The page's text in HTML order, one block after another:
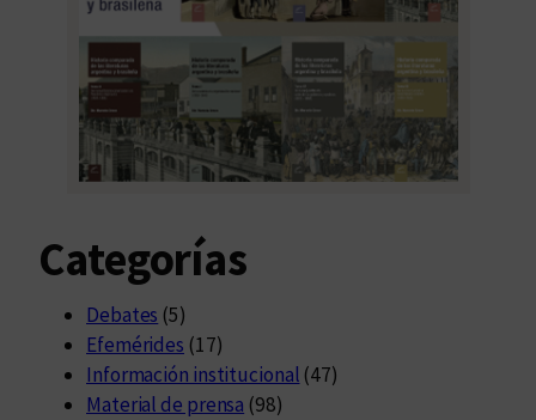
Categorías
Debates (5)
Efemérides (17)
Información institucional (47)
Material de prensa (98)